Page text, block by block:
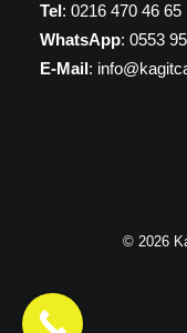
Tel: 0216 470 46 65
WhatsApp: 0553
E-Mail:
© 2026